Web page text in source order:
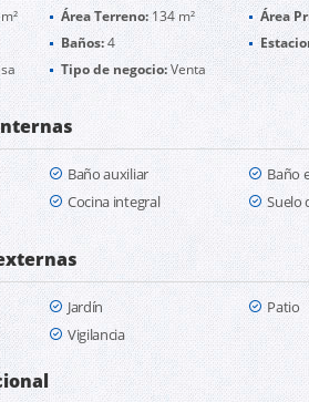
Área Terreno:134 m² Área
Baños:4
Tipo de negocio:Venta
Baño auxiliar
Baño
Cocina integral Suelo
Jardín
Patio
Vigilancia